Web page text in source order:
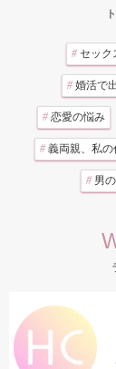
# セック
# 婚活で
# 恋愛の悩み
# 義両親、私
# 男